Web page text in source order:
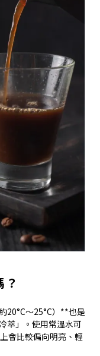
20°C～25°C）**也是
萃」。使用常溫水可
會比較偏向明亮、輕